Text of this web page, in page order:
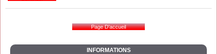
INFORMATIONS